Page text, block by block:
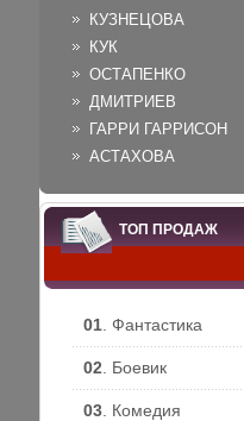
КУЗНЕЦОВА
КУК
ОСТАПЕНКО
ДМИТРИЕВ
ГАРРИ ГАРРИСОН
АСТАХОВА
ТОП ПРОДАЖ
01 . Фантастика
02 . Боевик
03 . Комедия